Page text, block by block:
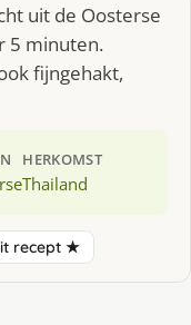
uit de Oosterse
5 minuten.
fijngehakt,
HERKOMST
Thailand
recept ★